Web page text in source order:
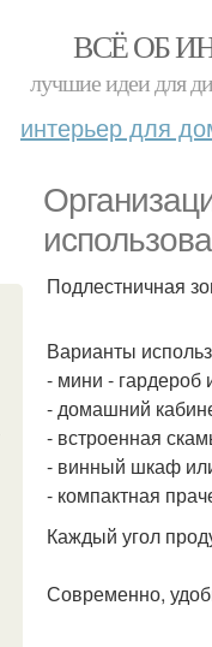
ВСЁ ОБ
лучшие идеи для
интерьер для
Подлестничная
Варианты
- мини - гардероб
- домашний
- встроенная
- винный шкаф
- компактная
Каждый угол
Современно,